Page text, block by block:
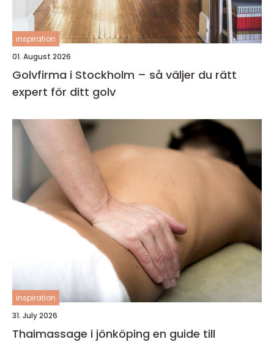
inspiration
01. August 2026
Golvfirma i Stockholm – så väljer du rätt
expert för ditt golv
inspiration
31. July 2026
Thaimassage i jönköping en guide till